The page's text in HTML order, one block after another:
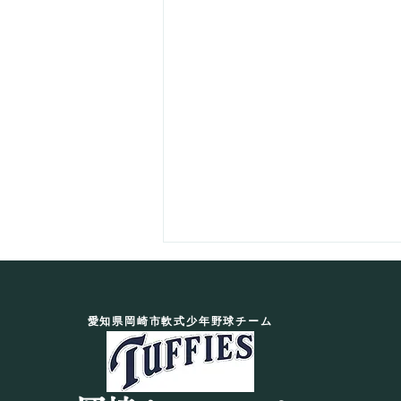
愛知県岡崎市軟式少年野球チーム